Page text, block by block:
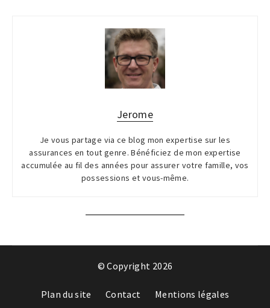
Jerome
Je vous partage via ce blog mon expertise sur les
assurances en tout genre. Bénéficiez de mon expertise
accumulée au fil des années pour assurer votre famille, vos
possessions et vous-même.
© Copyright 2026
Plan du site Contact Mentions légales